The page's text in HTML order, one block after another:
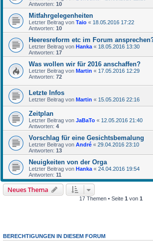
Antworten: 10
Mitfahrgelegenheiten
Letzter Beitrag von Taio « 18.05.2016 17:22
Antworten: 10
Heeresreform etc im Forum
Letzter Beitrag von Hanka « 18.05.2016 13:30
Antworten: 17
Was wollen wir für 2016 anschaffen?
Letzter Beitrag von Martin « 17.05.2016 12:29
Antworten: 72
Letzte Infos
Letzter Beitrag von Martin « 15.05.2016 22:16
Zeitplan
Letzter Beitrag von JaBaTo « 12.05.2016 21:40
Antworten: 4
Vorschlag für eine Gesichtsbemalung
Letzter Beitrag von André « 29.04.2016 23:10
Antworten: 13
Neuigkeiten von der Orga
Letzter Beitrag von Hanka« 24.04.2016 19:54
Antworten: 11
Neues Thema
17 Themen • Seite 1 von 1
BERECHTIGUNGEN IN DIESEM FORUM